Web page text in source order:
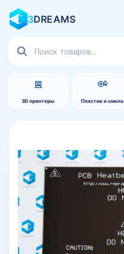
3DREAMS
3D принтеры Пластик и смола
товаров